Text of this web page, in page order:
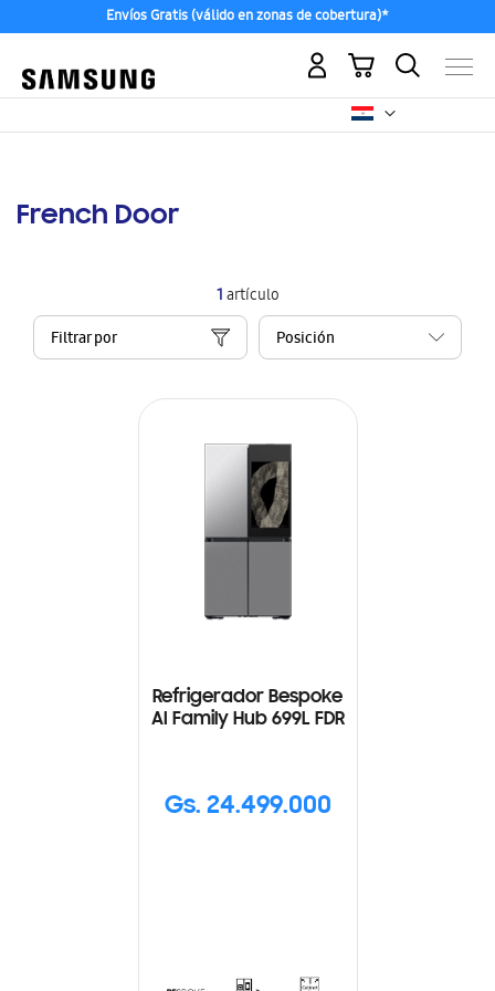
Envíos Gratis (válido en zonas de cobertura)*
Mi carrito
French Door
1artículo
Filtrar por
Refrigerador Bespoke
AI Family Hub 699L FDR
Gs. 24.499.000